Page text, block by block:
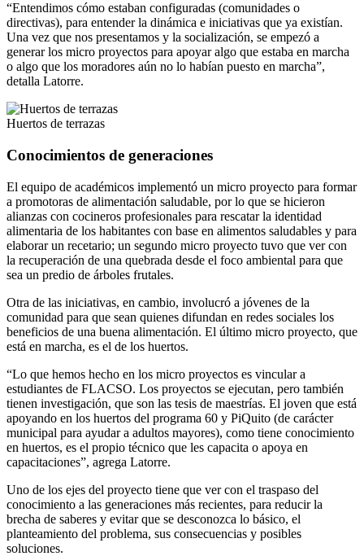
“Entendimos cómo estaban configuradas (comunidades o
directivas), para entender la dinámica e iniciativas que ya existían.
Una vez que nos presentamos y la socialización, se empezó a
generar los micro proyectos para apoyar algo que estaba en marcha
o algo que los moradores aún no lo habían puesto en marcha”,
detalla Latorre.
Huertos de terrazas
Conocimientos de generaciones
El equipo de académicos implementó un micro proyecto para formar
a promotoras de alimentación saludable, por lo que se hicieron
alianzas con cocineros profesionales para rescatar la identidad
alimentaria de los habitantes con base en alimentos saludables y para
elaborar un recetario; un segundo micro proyecto tuvo que ver con
la recuperación de una quebrada desde el foco ambiental para que
sea un predio de árboles frutales.
Otra de las iniciativas, en cambio, involucró a jóvenes de la
comunidad para que sean quienes difundan en redes sociales los
beneficios de una buena alimentación. El último micro proyecto, que
está en marcha, es el de los huertos.
“Lo que hemos hecho en los micro proyectos es vincular a
estudiantes de FLACSO. Los proyectos se ejecutan, pero también
tienen investigación, que son las tesis de maestrías. El joven que está
apoyando en los huertos del programa 60 y PiQuito (de carácter
municipal para ayudar a adultos mayores), como tiene conocimiento
en huertos, es el propio técnico que les capacita o apoya en
capacitaciones”, agrega Latorre.
Uno de los ejes del proyecto tiene que ver con el traspaso del
conocimiento a las generaciones más recientes, para reducir la
brecha de saberes y evitar que se desconozca lo básico, el
planteamiento del problema, sus consecuencias y posibles
soluciones.